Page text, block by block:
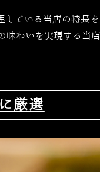
ている当店の特長
わいを実現する当
厳選